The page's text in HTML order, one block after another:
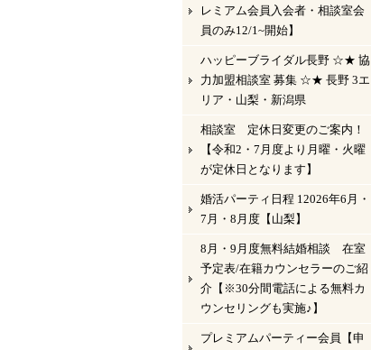
レミアム会員入会者・相談室会
員のみ12/1~開始】
ハッピーブライダル長野 ☆★ 協
力加盟相談室 募集 ☆★ 長野 3エ
リア・山梨・新潟県
相談室 定休日変更のご案内！
【令和2・7月度より月曜・火曜
が定休日となります】
婚活パーティ日程 12026年6月・
7月・8月度【山梨】
8月・9月度無料結婚相談 在室
予定表/在籍カウンセラーのご紹
介【※30分間電話による無料カ
ウンセリングも実施♪】
プレミアムパーティー会員【申